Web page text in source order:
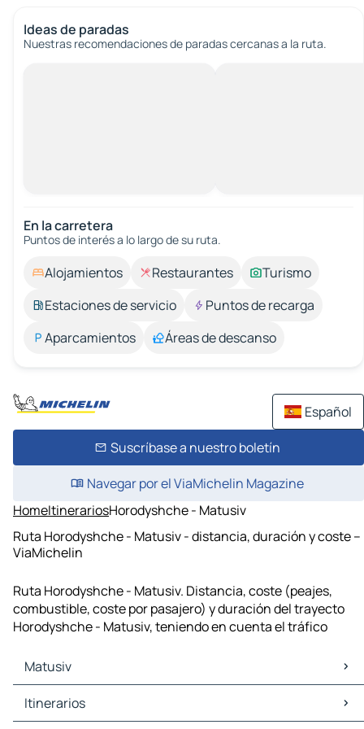
Ideas de paradas
Nuestras recomendaciones de paradas cercanas a la ruta.
En la carretera
Puntos de interés a lo largo de su ruta.
Alojamientos Restaurantes
Turismo
Estaciones de servicio
Puntos de recarga
Aparcamientos
Áreas de descanso
Español
Suscríbase a nuestro boletín
Navegar por el ViaMichelin Magazine
HomeItinerariosHorodyshche - Matusiv
Ruta Horodyshche - Matusiv - distancia, duración y coste –
ViaMichelin
Ruta Horodyshche - Matusiv. Distancia, coste (peajes,
combustible, coste por pasajero) y duración del trayecto
Horodyshche - Matusiv, teniendo en cuenta el tráfico
Matusiv
Matusiv Mapas Planos
Matusiv Trafico
Itinerarios